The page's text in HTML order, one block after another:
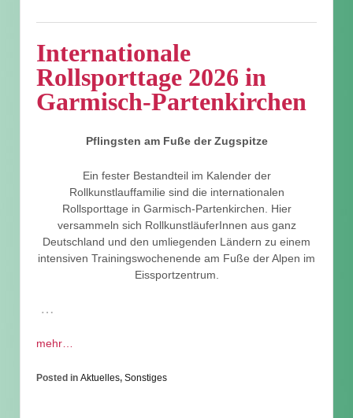
Internationale
Rollsporttage 2026 in
Garmisch-Partenkirchen
Pflingsten am Fuße der Zugspitze
Ein fester Bestandteil im Kalender der
Rollkunstlauffamilie sind die internationalen
Rollsporttage in Garmisch-Partenkirchen. Hier
versammeln sich RollkunstläuferInnen aus ganz
Deutschland und den umliegenden Ländern zu einem
intensiven Trainingswochenende am Fuße der Alpen im
Eissportzentrum.
…
mehr…
Posted in Aktuelles, Sonstiges